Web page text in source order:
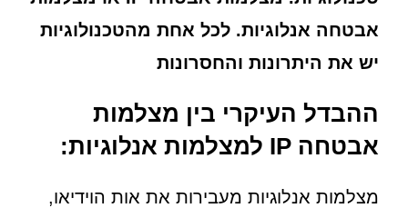
אבטחה אנלוגיות. לכל אחת מהטכנולוגיות
יש את היתרונות והחסרונות
ההבדל העיקרי בין מצלמות
אבטחה IP למצלמות אנלוגיות:
מצלמות אנלוגיות מעבירות את אות הוידיאו,